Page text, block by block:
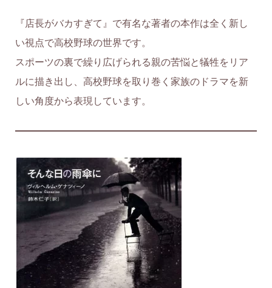
『店長がバカすぎて』で有名な著者の本作は全く新し
い視点で高校野球の世界です。
スポーツの裏で繰り広げられる親の苦悩と犠牲をリア
ルに描き出し、高校野球を取り巻く家族のドラマを新
しい角度から表現しています。